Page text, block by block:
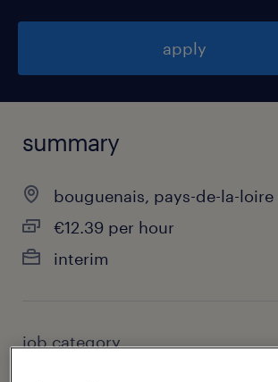
apply
summary
bouguenais, pays-de-la-loire
€12.39 per hour
interim
job category